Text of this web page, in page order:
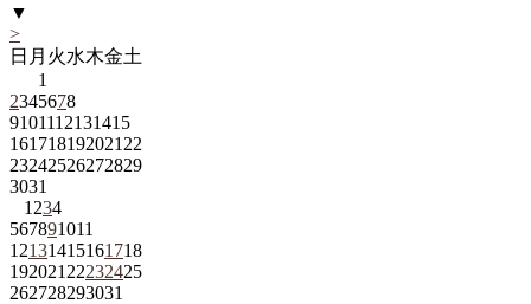
▼
>
日 月 火水木金土
1
2345678
9101112131415
161718192021 22
23242526272829
3031
1 234
567891011
12131415161718
192021 22232425
262728293031